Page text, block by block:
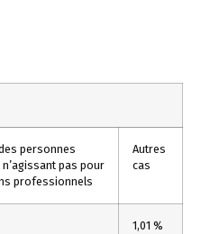
personnes
pas pour
professionnels
Autres
cas
1,01 %